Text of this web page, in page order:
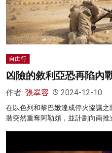
名家榜
灼見活動
自由行
凶險的敘利亞恐再陷內
作者: 張翠容 2024-12-10
在以色列和黎巴嫩達成停火協議
裝突然重奪阿勒頗，並計劃向南推